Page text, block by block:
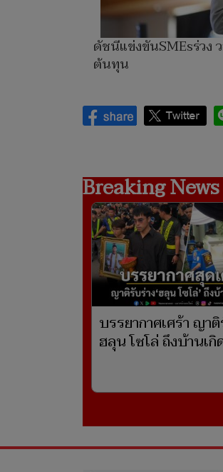
ดัชนีแข่งขันSMEsร่วง
ต้นทุน
Breaking
บรรยากาศเศร้า ญา
ฮลุน โซโล่ ถึงบ้านเกิ